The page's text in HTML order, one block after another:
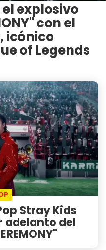
explosivo
con el
icónico
of Legends
Stray Kids
adelanto del